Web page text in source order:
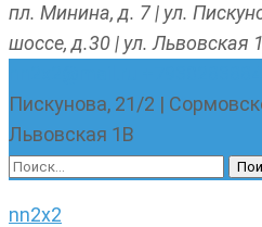
пл. Минина, д. 7 | ул.
шоссе, д.30 | ул. Львовская
Пискунова, 21/2 |
Львовская 1В
Найти:
nn2x2